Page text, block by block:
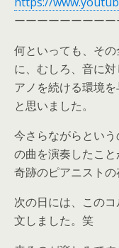
ーーーーーーーー
何といっても、そ
に、むしろ、音に
アノを続ける環境
と思いました。
今さらながらとい
の曲を演奏したこ
奇跡のピアニストの
次の日には、この
文しました。笑